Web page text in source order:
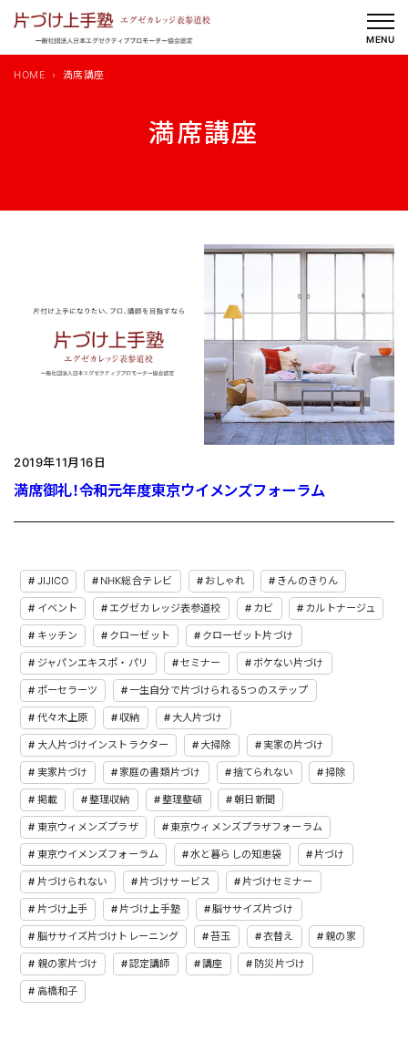
を
MENU
満席講座
HOME 満席講座
2019年11月16日
満席御礼！令和元年度東京ウイメンズフォーラム
JIJICO NHK総合テレビ おしゃれ きんのきりん
イベント エグゼカレッジ表参道校 カビ カルトナージュ
キッチン クローゼット クローゼット片づけ
ジャパンエキスポ・パリ セミナー ボケない片づけ
ポーセラーツ 一生自分で片づけられる5つのステップ
代々木上原 収納 大人片づけ
大人片づけインストラクター 大掃除 実家の片づけ
実家片づけ 家庭の書類片づけ 捨てられない 掃除
掲載 整理収納 整理整頓 朝日新聞
東京ウィメンズプラザ 東京ウィメンズプラザフォーラム
東京ウイメンズフォーラム 水と暮らしの知恵袋 片づけ
片づけられない 片づけサービス 片づけセミナー
片づけ上手 片づけ上手塾 脳ササイズ片づけ
脳ササイズ片づけトレーニング 苔玉 衣替え 親の家
親の家片づけ 認定講師 講座 防災片づけ
高橋和子